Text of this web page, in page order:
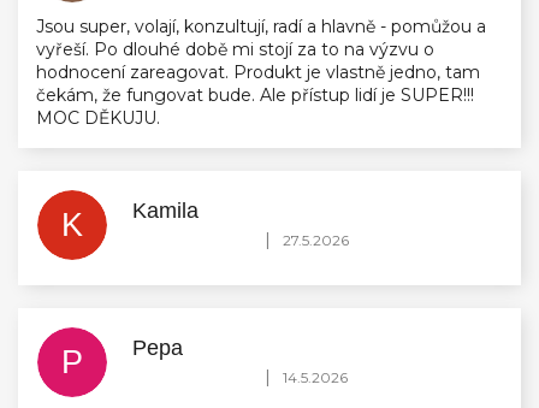
Jsou super, volají, konzultují, radí a hlavně - pomůžou a
vyřeší. Po dlouhé době mi stojí za to na výzvu o
hodnocení zareagovat. Produkt je vlastně jedno, tam
čekám, že fungovat bude. Ale přístup lidí je SUPER!!!
MOC DĚKUJU.
K Kamila
Hodnocení obchodu je 5 z 5 hvězdiček.
| 27.5.2026
P Pepa
Hodnocení obchodu je 5 z 5 hvězdiček.
| 14.5.2026